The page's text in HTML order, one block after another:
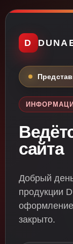
D
сайта
Добрый
продукции
оформление
закрыто.